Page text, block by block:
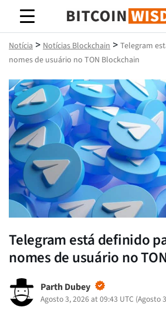
Sabedoria do
Notícia > Notícias Blockchain > Telegram
nomes de usuário no TON Blockchain
Telegram está definido
nomes de usuário no
Parth Dubey
Agosto 3, 2026 at 09:43 UTC (Agosto